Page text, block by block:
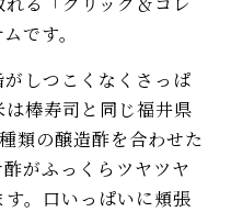
です。
しつこくなくさっぱ
棒寿司と同じ福井県
類の醸造酢を合わせた
がふっくらツヤツヤ
。口いっぱいに頬張